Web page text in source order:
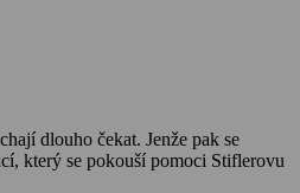
dlouho čekat. Jenže pak se
který se pokouší pomoci Stiflerovu